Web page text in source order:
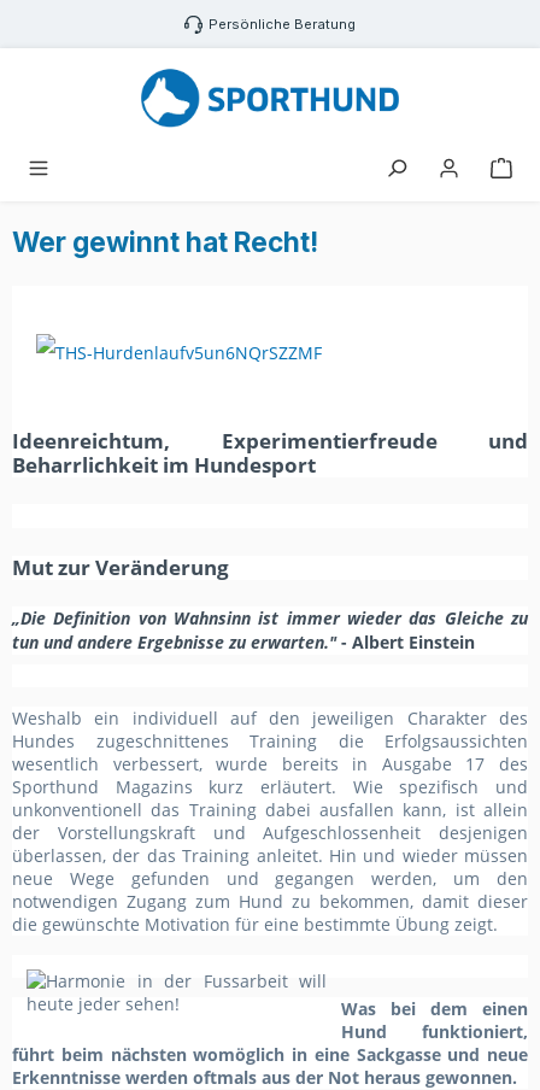
Zum Hauptinhalt springen Persönliche Beratung
Wer gewinnt hat Recht!
Ideenreichtum, Experimentierfreude und
Beharrlichkeit im Hundesport
Mut zur Veränderung
„Die Definition von Wahnsinn ist immer wieder das Gleiche zu
tun und andere Ergebnisse zu erwarten." - Albert Einstein
Weshalb ein individuell auf den jeweiligen Charakter des
Hundes zugeschnittenes Training die Erfolgsaussichten
wesentlich verbessert, wurde bereits in Ausgabe 17 des
Sporthund Magazins kurz erläutert. Wie spezifisch und
unkonventionell das Training dabei ausfallen kann, ist allein
der Vorstellungskraft und Aufgeschlossenheit desjenigen
überlassen, der das Training anleitet. Hin und wieder müssen
neue Wege gefunden und gegangen werden, um den
notwendigen Zugang zum Hund zu bekommen, damit dieser
die gewünschte Motivation für eine bestimmte Übung zeigt.
Was bei dem einen
Hund funktioniert,
führt beim nächsten womöglich in eine Sackgasse und neue
Erkenntnisse werden oftmals aus der Not heraus gewonnen.